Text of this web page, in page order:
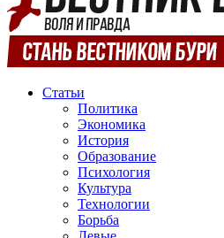
Статьи
Политика
Экономика
История
Образование
Психология
Культура
Технологии
Борьба